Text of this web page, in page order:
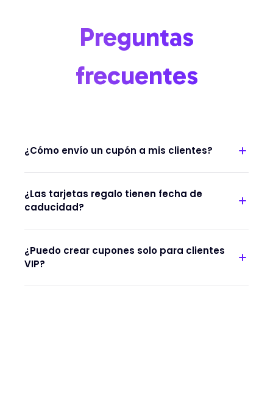
Preguntas
frecuentes
¿Cómo envío un cupón a mis clientes?
¿Las tarjetas regalo tienen fecha de
caducidad?
¿Puedo crear cupones solo para clientes
VIP?